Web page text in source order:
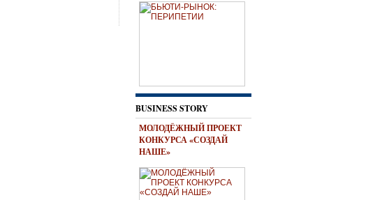
BUSINESS STORY
МОЛОДЁЖНЫЙ ПРОЕКТ
КОНКУРСА «СОЗДАЙ
НАШЕ»